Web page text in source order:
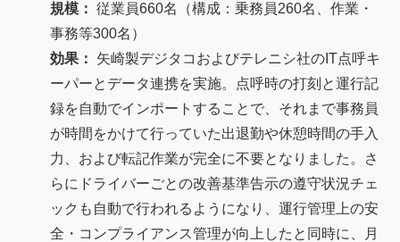
規模： 従業員660名（構成：乗務員260名、作業・
事務等300名）
効果：
矢崎製デジタコおよびテレニシ社のIT点呼キ
ーパーとデータ連携を実施。点呼時の打刻と運行記
録を自動でインポートすることで、それまで事務員
が時間をかけて行っていた出退勤や休憩時間の手入
力、および転記作業が完全に不要となりました。さ
らにドライバーごとの改善基準告示の遵守状況チェ
ックも自動で行われるようになり、運行管理上の安
全・コンプライアンス管理が向上したと同時に、月